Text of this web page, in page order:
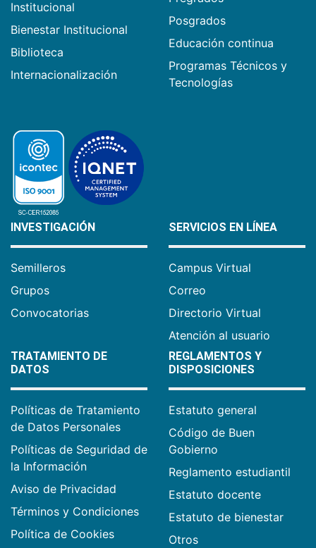
Institucional
Bienestar Institucional
Biblioteca
Internacionalización
Posgrados
Educación continua
Programas Técnicos y
Tecnologías
INVESTIGACIÓN
Semilleros
Grupos
Convocatorias
SERVICIOS EN LÍNEA
Campus Virtual
Correo
Directorio Virtual
Atención al usuario
TRATAMIENTO DE
DATOS
Políticas de Tratamiento
de Datos Personales
Políticas de Seguridad de
la Información
Aviso de Privacidad
Términos y Condiciones
Política de Cookies
REGLAMENTOS Y
DISPOSICIONES
Estatuto general
Código de Buen
Gobierno
Reglamento estudiantil
Estatuto docente
Estatuto de bienestar
Otros